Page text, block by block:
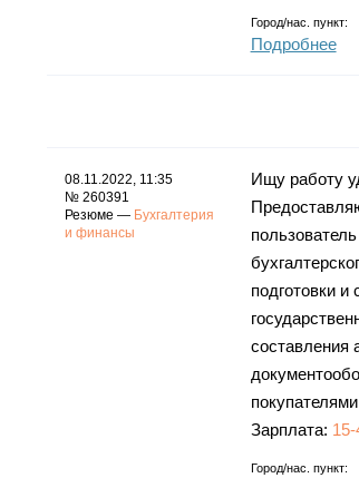
Город/нас. пункт:
Подробнее
08.11.2022, 11:35
№ 260391
Резюме — Бухгалтерия
и финансы
Ищу работу
подготовки
составления
Зарплата:
Город/нас. пункт: